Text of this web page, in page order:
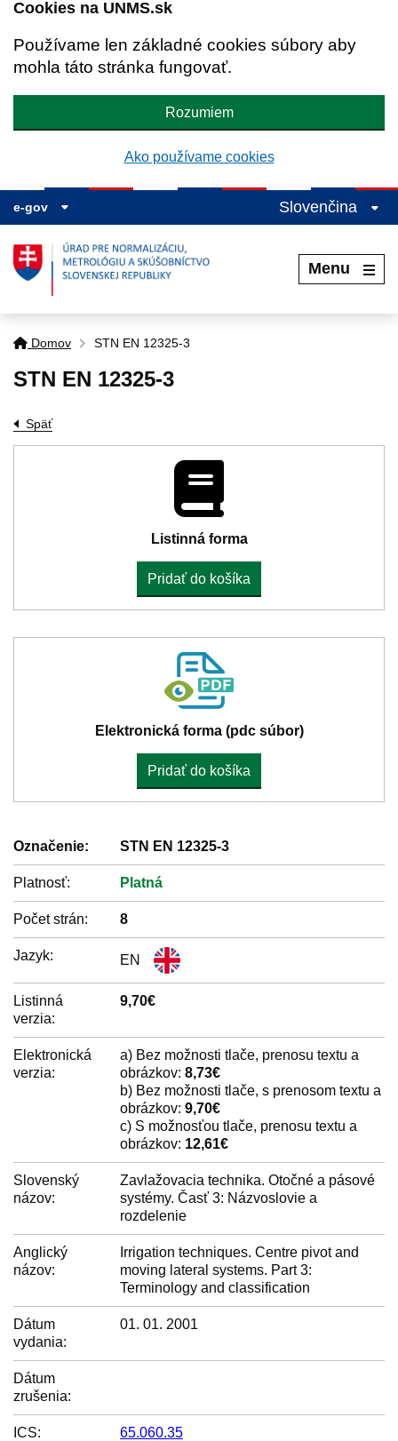
Cookies na UNMS.sk
Používame len základné cookies súbory aby
mohla táto stránka fungovať.
Rozumiem
Ako používame cookies
e-gov Slovenčina
Menu
Domov STN EN 12325-3
STN EN 12325-3
Späť
Listinná forma
Pridať do košíka
Elektronická forma (pdc súbor)
Pridať do košíka
Označenie: STN EN 12325-3
Platnosť: Platná
Počet strán: 8
Jazyk: EN
Listinná
verzia:
9,70€
Elektronická
verzia:
a) Bez možnosti tlače, prenosu textu a
obrázkov: 8,73€
b) Bez možnosti tlače, s prenosom textu a
obrázkov: 9,70€
c) S možnosťou tlače, prenosu textu a
obrázkov: 12,61€
Slovenský
názov:
Zavlažovacia technika. Otočné a pásové
systémy. Časť 3: Názvoslovie a
rozdelenie
Anglický
názov:
Irrigation techniques. Centre pivot and
moving lateral systems. Part 3:
Terminology and classification
Dátum
vydania:
01. 01. 2001
Dátum
zrušenia:
ICS: 65.060.35